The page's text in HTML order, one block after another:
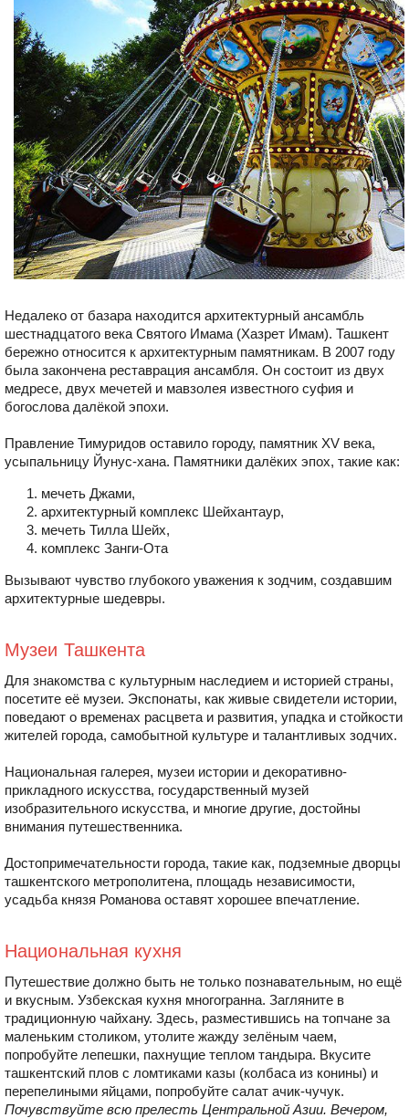
Недалеко от базара находится архитектурный ансамбль
шестнадцатого века Святого Имама (Хазрет Имам). Ташкент
бережно относится к архитектурным памятникам. В 2007 году
была закончена реставрация ансамбля. Он состоит из двух
медресе, двух мечетей и мавзолея известного суфия и
богослова далёкой эпохи.
Правление Тимуридов оставило городу, памятник XV века,
усыпальницу Йунус-хана. Памятники далёких эпох, такие как:
мечеть Джами,
архитектурный комплекс Шейхантаур,
мечеть Тилла Шейх,
комплекс Занги-Ота
Вызывают чувство глубокого уважения к зодчим, создавшим
архитектурные шедевры.
Музеи Ташкента
Для знакомства с культурным наследием и историей страны,
посетите её музеи. Экспонаты, как живые свидетели истории,
поведают о временах расцвета и развития, упадка и стойкости
жителей города, самобытной культуре и талантливых зодчих.
Национальная галерея, музеи истории и декоративно-
прикладного искусства, государственный музей
изобразительного искусства, и многие другие, достойны
внимания путешественника.
Достопримечательности города, такие как, подземные дворцы
ташкентского метрополитена, площадь независимости,
усадьба князя Романова оставят хорошее впечатление.
Национальная кухня
Путешествие должно быть не только познавательным, но ещё
и вкусным. Узбекская кухня многогранна. Загляните в
традиционную чайхану. Здесь, разместившись на топчане за
маленьким столиком, утолите жажду зелёным чаем,
попробуйте лепешки, пахнущие теплом тандыра. Вкусите
ташкентский плов с ломтиками казы (колбаса из конины) и
перепелиными яйцами, попробуйте салат ачик-чучук.
Почувствуйте всю прелесть Центральной Азии. Вечером,